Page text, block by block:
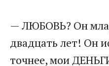
— ЛЮБОВЬ? Он
двадцать лет! Он
точнее, мои